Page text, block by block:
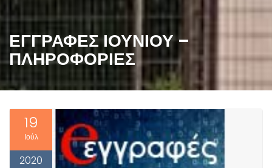
ΕΓΓΡΑΦΈΣ ΙΟΥΝΊΟΥ –
ΠΛΗΡΟΦΟΡΊΕΣ
19
Ιούλ
2020